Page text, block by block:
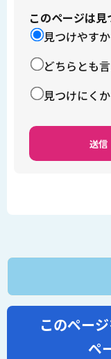
このページは
見つけやす
どちらとも
見つけにく
このペー
ペ